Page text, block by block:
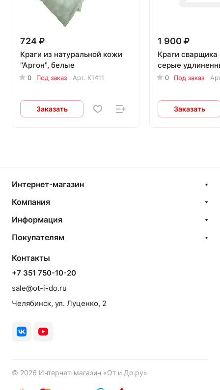
724
Краги из натуральной кожи
"Аргон", белые
0 Под заказ Арт. К1411
Заказать
1 900
Краги
серые
0 Под заказ
Заказать
Интернет-магазин
Компания
Информация
Покупателям
Контакты
+7 351 750-10-20
sale@ot-i-do.ru
Челябинск, ул. Луценко, 2
© 2026 Интернет-магазин «От и До.ру»